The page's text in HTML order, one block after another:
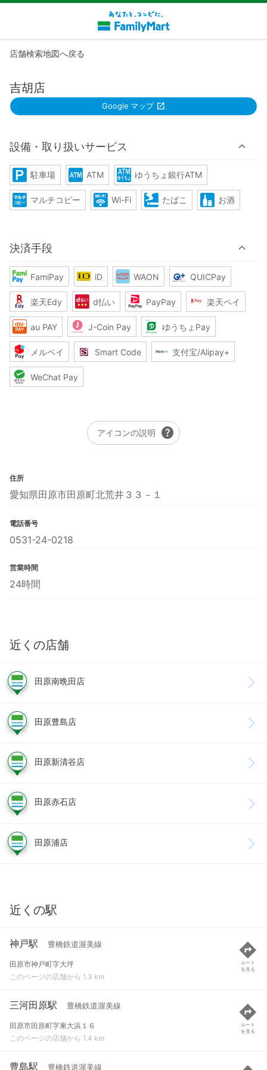
店舗検索地図へ戻る
吉胡店
Google マップ
設備・取り扱いサービス
駐車場 ATM ゆうちょ銀行ATM
マルチコピー Wi-Fi たばこ お酒
決済手段
FamiPay iD WAON QUICPay
楽天Edy d払い PayPay 楽天ペイ
au PAY J-Coin Pay ゆうちょPay
メルペイ Smart Code 支付宝/Alipay+
WeChat Pay
アイコンの説明 help
住所
愛知県田原市田原町北荒井３３－１
電話番号
0531-24-0218
営業時間
24時間
近くの店舗
田原南晩田店
田原豊島店
田原新清谷店
田原赤石店
田原浦店
近くの駅
神戸駅 豊橋鉄道渥美線
田原市神戸町字大坪
このページの店舗から 1.3 km
ルート
を見る
三河田原駅 豊橋鉄道渥美線
田原市田原町字東大浜１６
このページの店舗から 1.4 km
ルート
を見る
豊島駅 豊橋鉄道渥美線